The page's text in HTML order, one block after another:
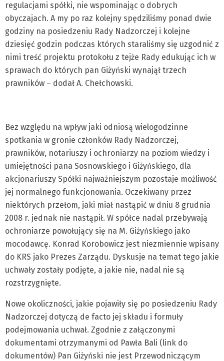
regulacjami spółki, nie wspominając o dobrych
obyczajach. A my po raz kolejny spędziliśmy ponad dwie
godziny na posiedzeniu Rady Nadzorczej i kolejne
dziesięć godzin podczas których staraliśmy się uzgodnić z
nimi treść projektu protokołu z tejże Rady edukując ich w
sprawach do których pan Giżyński wynajął trzech
prawników – dodał A. Chełchowski.
Bez względu na wpływ jaki odniosą wielogodzinne
spotkania w gronie członków Rady Nadzorczej,
prawników, notariuszy i ochroniarzy na poziom wiedzy i
umiejętności pana Sosnowskiego i Giżyńskiego, dla
akcjonariuszy Spółki najważniejszym pozostaje możliwość
jej normalnego funkcjonowania. Oczekiwany przez
niektórych przełom, jaki miał nastąpić w dniu 8 grudnia
2008 r. jednak nie nastąpił. W spółce nadal przebywają
ochroniarze powołujący się na M. Giżyńskiego jako
mocodawcę. Konrad Korobowicz jest niezmiennie wpisany
do KRS jako Prezes Zarządu. Dyskusje na temat tego jakie
uchwały zostały podjęte, a jakie nie, nadal nie są
rozstrzygnięte.
Nowe okoliczności, jakie pojawiły się po posiedzeniu Rady
Nadzorczej dotyczą de facto jej składu i formuły
podejmowania uchwał. Zgodnie z załączonymi
dokumentami otrzymanymi od Pawła Bali (link do
dokumentów) Pan Giżyński nie jest Przewodniczącym